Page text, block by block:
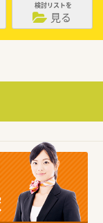
検討リストを
見る